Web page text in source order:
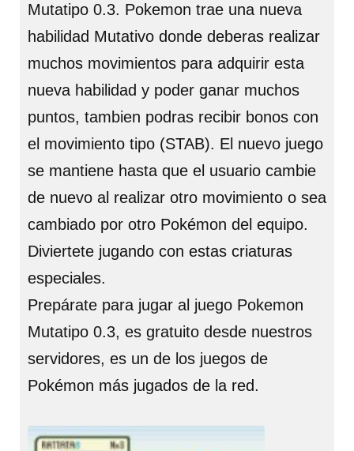
Mutatipo 0.3. Pokemon trae una nueva
habilidad Mutativo donde deberas realizar
muchos movimientos para adquirir esta
nueva habilidad y poder ganar muchos
puntos, tambien podras recibir bonos con
el movimiento tipo (STAB). El nuevo juego
se mantiene hasta que el usuario cambie
de nuevo al realizar otro movimiento o sea
cambiado por otro Pokémon del equipo.
Diviertete jugando con estas criaturas
especiales.
Prepárate para jugar al juego Pokemon
Mutatipo 0.3, es gratuito desde nuestros
servidores, es un de los juegos de
Pokémon más jugados de la red.